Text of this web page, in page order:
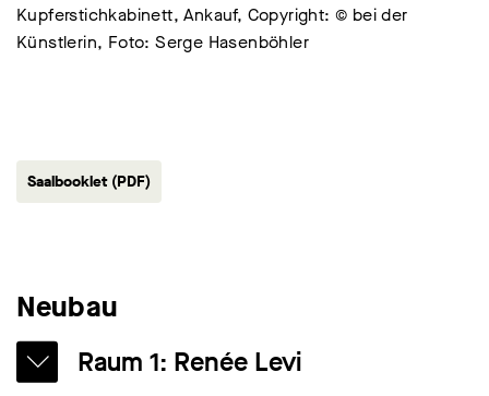
Kupferstichkabinett, Ankauf, Copyright: © bei der
Künstlerin, Foto: Serge Hasenböhler
Saalbooklet (PDF)
Neubau
Raum 1: Renée Levi